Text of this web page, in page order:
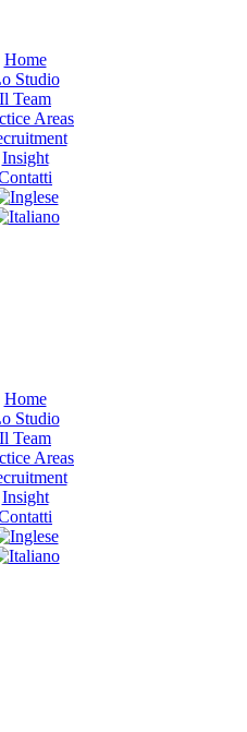
Home
Studio
Il Team
Areas
Insight
Home
Studio
Il Team
Areas
Insight